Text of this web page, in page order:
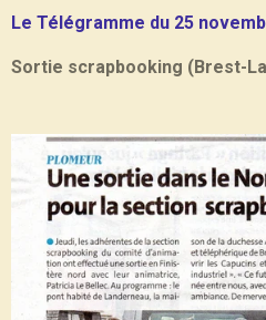
Le Télégramme du 25
Sortie scrapbooking (Brest-